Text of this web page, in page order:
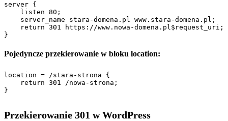
server {
    listen 80;
    server_name stara-domena.pl www.stara-domena.pl;
    return 301 https://www.nowa-domena.pl$request_uri;
}
Pojedyncze przekierowanie w bloku location:
location = /stara-strona {
    return 301 /nowa-strona;
}
Przekierowanie 301 w WordPress